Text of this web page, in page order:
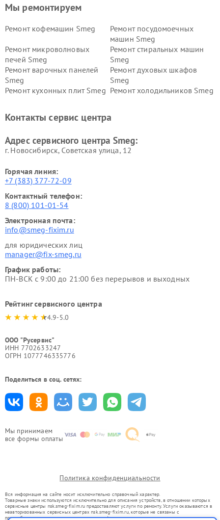
Мы принимаем
все формы оплаты
Мы ремонтируем
Ремонт кофемашин Smeg
Ремонт посудомоечных
машин Smeg
Ремонт микроволновых
печей Smeg
Ремонт стиральных машин
Smeg
Ремонт варочных панелей
Smeg
Ремонт духовых шкафов
Smeg
Ремонт кухонных плит Smeg Ремонт холодильников Smeg
Контакты сервис центра
Адрес сервисного центра Smeg:
г. Новосибирск, Советская улица, 12
Горячая линия:
+7 (383) 377-72-09
Контактный телефон:
8 (800) 101-01-54
Электронная почта:
info@smeg-fixim.ru
для юридических лиц
manager@fix-smeg.ru
График работы:
ПН-ВСК с 9:00 до 21:00 без перерывов и выходных
Рейтинг сервисного центра
4.9-5.0
ООО "Русервис"
ИНН 7702633247
ОГРН 1077746335776
Поделиться в соц. сетях:
Политика конфиденциальности
Вся информация на сайте носит исключительно справочный характер.
Товарные знаки используются исключительно для описания устройств, в отношении которых
сервисные центры nsk.smeg-fixim.ru предоставляют услуги по ремонту. Услуги оказываются в
неавторизованных сервисных центрах nsk.smeg-fixim.ru, которые не связаны с
правообладателями товарных знаков или их официальными представителями.